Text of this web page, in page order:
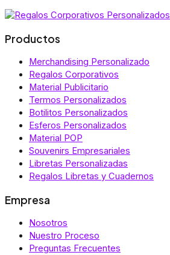
Productos
Merchandising Personalizado
Regalos Corporativos
Material Publicitario
Termos Personalizados
Botilitos Personalizados
Esferos Personalizados
Material POP
Souvenirs Empresariales
Libretas Personalizadas
Regalos Libretas y Cuadernos
Empresa
Nosotros
Nuestro Proceso
Preguntas Frecuentes